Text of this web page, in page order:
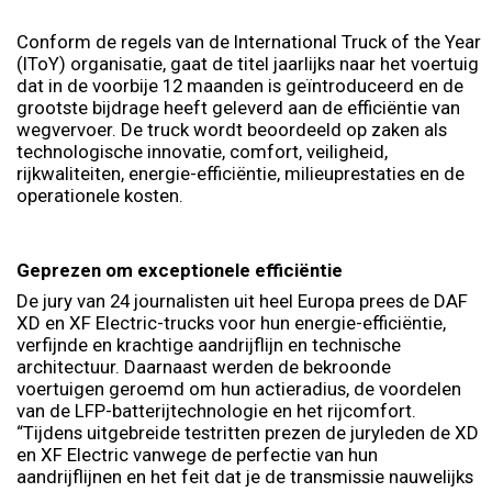
Conform de regels van de International Truck of the Year
(IToY) organisatie, gaat de titel jaarlijks naar het voertuig
dat in de voorbije 12 maanden is geïntroduceerd en de
grootste bijdrage heeft geleverd aan de efficiëntie van
wegvervoer. De truck wordt beoordeeld op zaken als
technologische innovatie, comfort, veiligheid,
rijkwaliteiten, energie-efficiëntie, milieuprestaties en de
operationele kosten.
Geprezen om exceptionele efficiëntie
De jury van 24 journalisten uit heel Europa prees de DAF
XD en XF Electric-trucks voor hun energie-efficiëntie,
verfijnde en krachtige aandrijflijn en technische
architectuur. Daarnaast werden de bekroonde
voertuigen geroemd om hun actieradius, de voordelen
van de LFP-batterijtechnologie en het rijcomfort.
“Tijdens uitgebreide testritten prezen de juryleden de XD
en XF Electric vanwege de perfectie van hun
aandrijflijnen en het feit dat je de transmissie nauwelijks